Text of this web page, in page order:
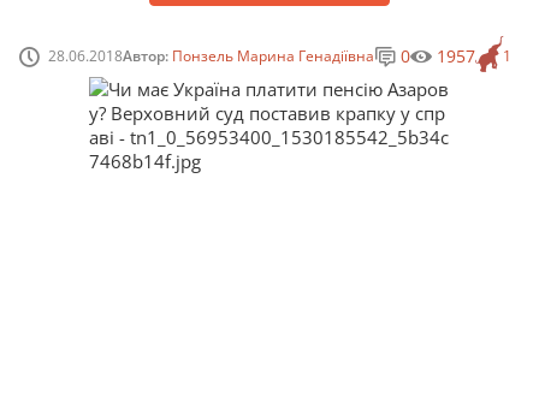
28.06.2018Автор: Понзель Марина Генадіївна 1
0 1957